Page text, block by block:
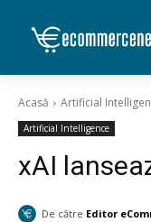
Acasă Artificial
Artificial Intelligence
xAI
De către Editor